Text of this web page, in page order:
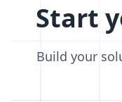
Start
Build your